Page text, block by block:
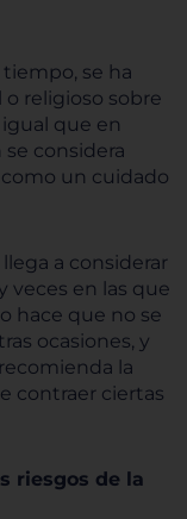
se ha
religioso sobre
que en
considera
un cuidado
a considerar
veces en las que
hace que no se
ocasiones, y
la
contraer ciertas
riesgos de la